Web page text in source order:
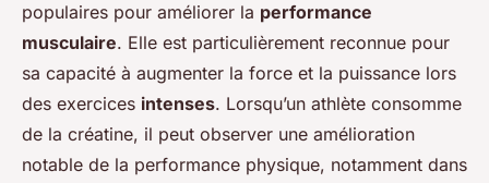
populaires pour améliorer la performance
musculaire. Elle est particulièrement reconnue pour
sa capacité à augmenter la force et la puissance lors
des exercices intenses. Lorsqu’un athlète consomme
de la créatine, il peut observer une amélioration
notable de la performance physique, notamment dans